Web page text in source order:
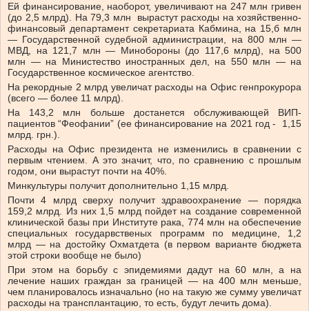
Ей финансирование, наоборот, увеличивают на 247 млн гривен
(до 2,5 млрд). На 79,3 млн вырастут расходы на хозяйственно-
финансовый департамент секретариата Кабмина, на 15,б млн
— Государственной судебной администрации, на 800 млн —
МВД, на 121,7 млн — Минобороны (до 117,6 млрд), на 500
млн — на Министество иностранных дел, на 550 млн — на
Государственное космическое агентство.
На рекордные 2 млрд увеличат расходы на Офис генпрокурора
(всего — более 11 млрд).
На 143,2 млн больше достанется обслуживающей ВИП-
пациентов “Феофании” (ее финансирование на 2021 год - 1,15
млрд. грн.).
Расходы на Офис президента не изменились в сравнении с
первым чтением. А это значит, что, по сравнению с прошлым
годом, они вырастут почти на 40%.
Минкультуры получит дополнительно 1,15 млрд.
Почти 4 млрд сверху получит здравоохранение — порядка
159,2 млрд. Из них 1,5 млрд пойдет на создание современной
клинической базы при Институте рака, 774 млн на обеспечение
специальных государвственых программ по медицине, 1,2
млрд — на достойку Охматдета (в первом варианте бюджета
этой строки вообще не было)
При этом на борьбу с эпидемиями дадут на 60 млн, а на
лечение наших граждан за границей — на 400 млн меньше,
чем планировалось изначально (но на такую же сумму увеличат
расходы на трансплантацию, то есть, будут лечить дома).